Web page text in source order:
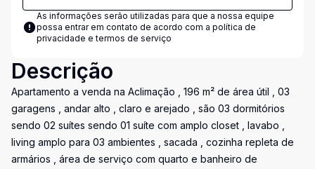
As informações serão utilizadas para que a nossa equipe
possa entrar em contato de acordo com a política de
privacidade e termos de serviço
Descrição
Apartamento a venda na Aclimação , 196 m² de área útil , 03
garagens , andar alto , claro e arejado , são 03 dormitórios
sendo 02 suítes sendo 01 suíte com amplo closet , lavabo ,
living amplo para 03 ambientes , sacada , cozinha repleta de
armários , área de serviço com quarto e banheiro de